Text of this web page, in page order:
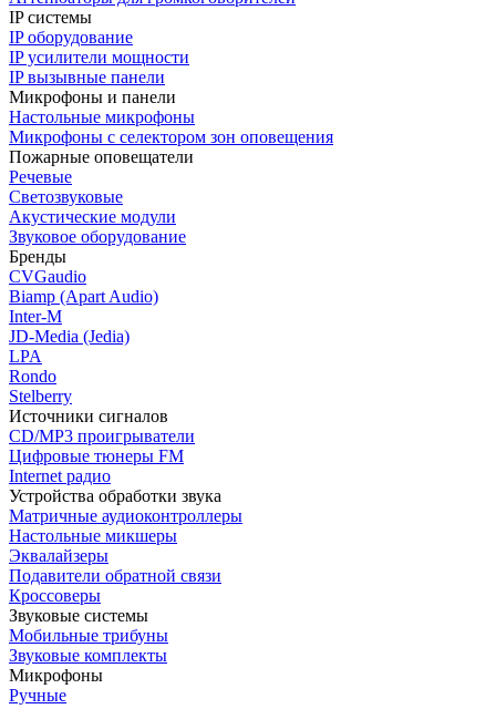
IP системы
IP оборудование
IP усилители мощности
IP вызывные панели
Микрофоны и панели
Настольные микрофоны
Микрофоны с селектором зон оповещения
Пожарные оповещатели
Речевые
Светозвуковые
Акустические модули
Звуковое оборудование
Бренды
CVGaudio
Biamp (Apart Audio)
Inter-M
JD-Media (Jedia)
LPA
Rondo
Stelberry
Источники сигналов
CD/MP3 проигрыватели
Цифровые тюнеры FM
Internet радио
Устройства обработки звука
Матричные аудиоконтроллеры
Настольные микшеры
Эквалайзеры
Подавители обратной связи
Кроссоверы
Звуковые системы
Мобильные трибуны
Звуковые комплекты
Микрофоны
Ручные